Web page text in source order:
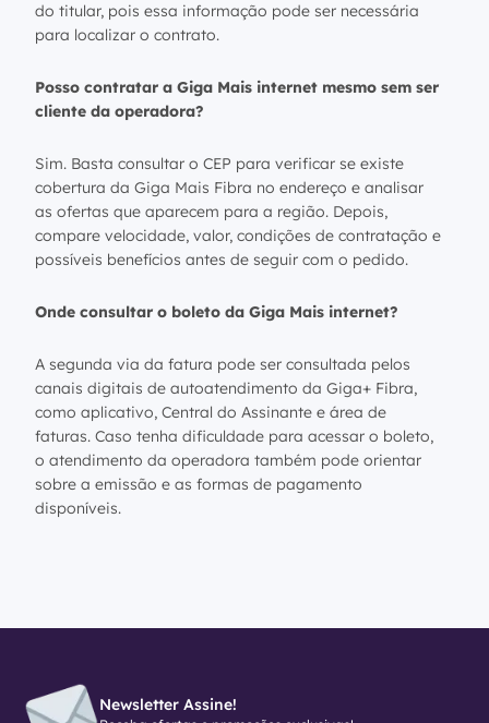
do titular, pois essa informação pode ser necessária
para localizar o contrato.
Posso contratar a Giga Mais internet mesmo sem ser
cliente da operadora?
Sim. Basta consultar o CEP para verificar se existe
cobertura da Giga Mais Fibra no endereço e analisar
as ofertas que aparecem para a região. Depois,
compare velocidade, valor, condições de contratação e
possíveis benefícios antes de seguir com o pedido.
Onde consultar o boleto da Giga Mais internet?
A segunda via da fatura pode ser consultada pelos
canais digitais de autoatendimento da Giga+ Fibra,
como aplicativo, Central do Assinante e área de
faturas. Caso tenha dificuldade para acessar o boleto,
o atendimento da operadora também pode orientar
sobre a emissão e as formas de pagamento
disponíveis.
Newsletter Assine!